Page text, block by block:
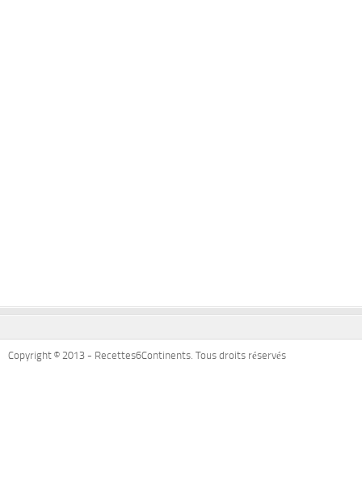
Copyright © 2013 - Recettes6Continents. Tous droits réservés